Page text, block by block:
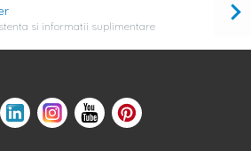
si informatii suplimentare